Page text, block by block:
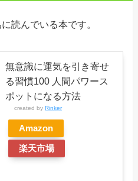
読んでいる本です。
無意識に運気を引き寄せ
る習慣100 人間パワース
ポットになる方法
created by Rinker
Amazon
楽天市場